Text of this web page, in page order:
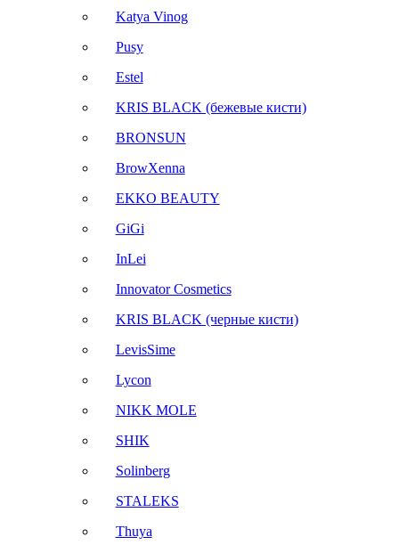
Katya Vinog
Pusy
Estel
KRIS BLACK (бежевые кисти)
BRONSUN
BrowXenna
EKKO BEAUTY
GiGi
InLei
Innovator Cosmetics
KRIS BLACK (черные кисти)
LevisSime
Lycon
NIKK MOLE
SHIK
Solinberg
STALEKS
Thuya